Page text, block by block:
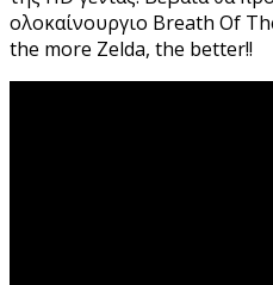
ολοκαίνουργιο Breath Of
the more Zelda, the better!!